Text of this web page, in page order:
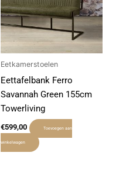
Eetkamerstoelen
Eettafelbank Ferro
Savannah Green 155cm
Towerliving
€599,00 Toevoegen aan
winkelwagen